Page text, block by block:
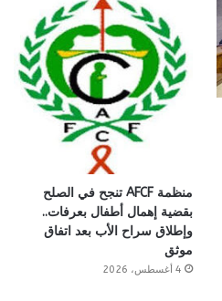
منظمة AFCF تنجح في الصلح
بقضية إهمال أطفال بعرفات..
وإطلاق سراح الأب بعد اتفاق
موثق
4 أغسطس، 2026